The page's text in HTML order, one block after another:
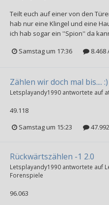
Teilt euch auf einer von den
hab nur eine Klingel und eine
ich hab sogar ein ''Spion'' da
Samstag um 17:36
Zählen wir doch mal bis.... :)
Letsplayandy1990 antwortete auf
49.118
Samstag um 15:23
Rückwärtszählen -1 2.0
Letsplayandy1990 antwortete auf
Forenspiele
96.063